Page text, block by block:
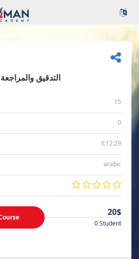
التدقيق والمراجعة
15
0
3:12:29
arabic
20$
0 Student